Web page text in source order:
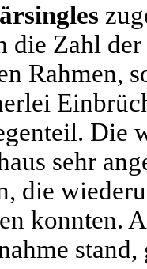
die Zahl
Rahmen,
Die
sehr
die
konnten.